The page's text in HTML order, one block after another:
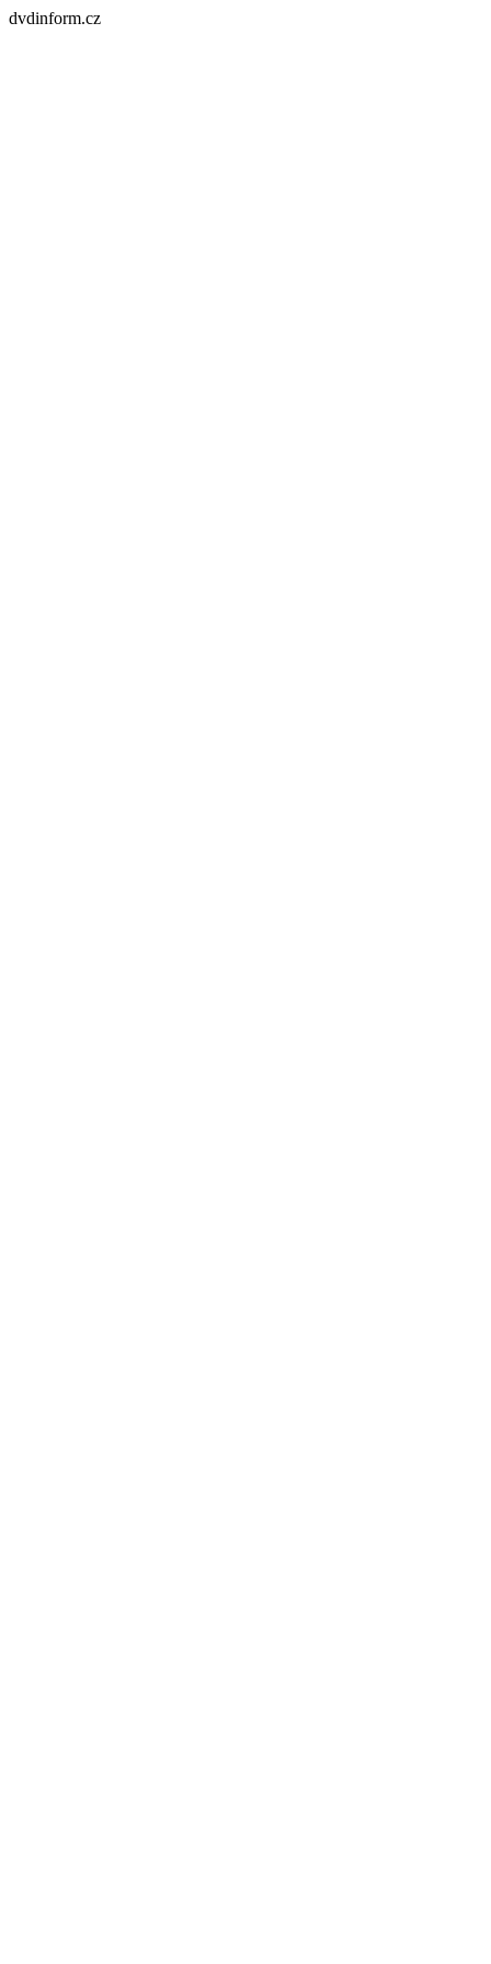
dvdinform.cz